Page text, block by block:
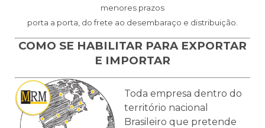
menores prazos
porta a porta, do frete ao desembaraço e distribuição.
COMO SE HABILITAR PARA EXPORTAR
E IMPORTAR
Toda empresa dentro do
território nacional
Brasileiro que pretende